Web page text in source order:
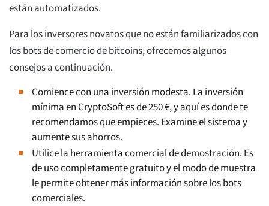
están automatizados.
Para los inversores novatos que no están familiarizados con
los bots de comercio de bitcoins, ofrecemos algunos
consejos a continuación.
Comience con una inversión modesta. La inversión
mínima en CryptoSoft es de 250 €, y aquí es donde te
recomendamos que empieces. Examine el sistema y
aumente sus ahorros.
Utilice la herramienta comercial de demostración. Es
de uso completamente gratuito y el modo de muestra
le permite obtener más información sobre los bots
comerciales.